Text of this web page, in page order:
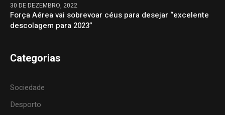
30 DE DEZEMBRO, 2022
Força Aérea vai sobrevoar céus para desejar “excelente
descolagem para 2023”
Categorias
Sociedade
Desporto